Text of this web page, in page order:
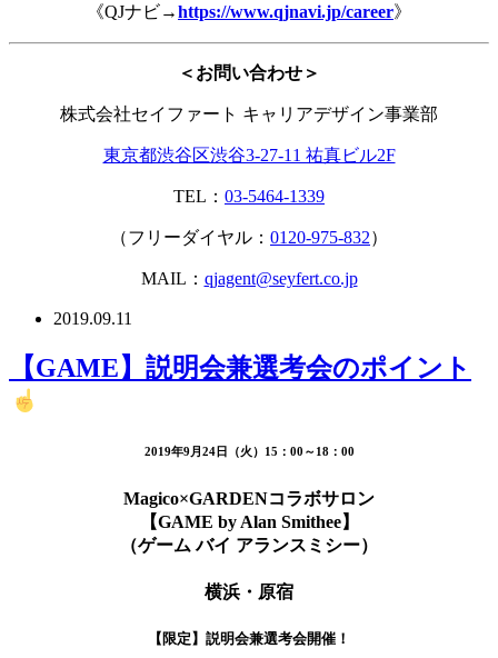
《QJナビ→https://www.qjnavi.jp/career》
＜お問い合わせ＞
株式会社セイファート キャリアデザイン事業部
東京都渋谷区渋谷3-27-11 祐真ビル2F
TEL： 03-5464-1339
（フリーダイヤル： 0120-975-832）
MAIL： qjagent@seyfert.co.jp
2019.09.11
【GAME】説明会兼選考会のポイント
2019年9月24日（火）15：00～18：00
Magico×GARDENコラボサロン
【GAME by Alan Smithee】
（ゲーム バイ アランスミシー）
横浜・原宿
【限定】説明会兼選考会開催！